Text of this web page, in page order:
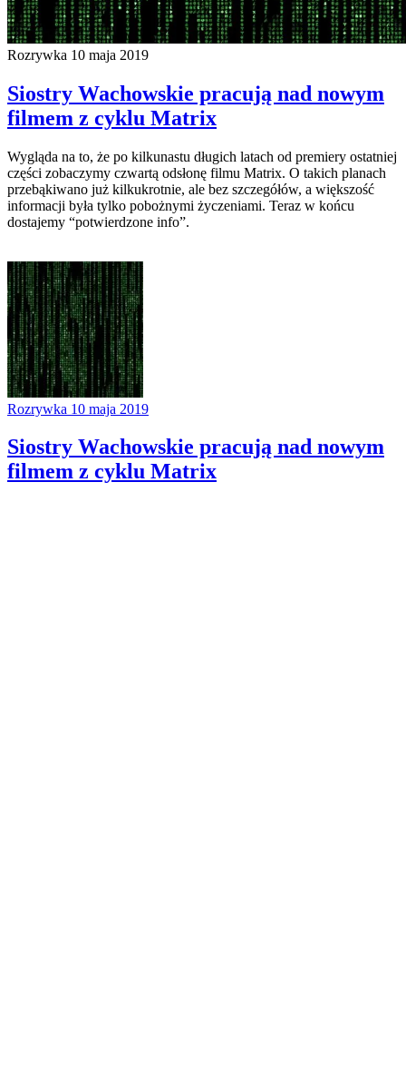
Rozrywka 10 maja 2019
Siostry Wachowskie pracują nad nowym
filmem z cyklu Matrix
Wygląda na to, że po kilkunastu długich latach od premiery ostatniej
części zobaczymy czwartą odsłonę filmu Matrix. O takich planach
przebąkiwano już kilkukrotnie, ale bez szczegółów, a większość
informacji była tylko pobożnymi życzeniami. Teraz w końcu
dostajemy “potwierdzone info”.
Rozrywka 10 maja 2019
Siostry Wachowskie pracują nad nowym
filmem z cyklu Matrix